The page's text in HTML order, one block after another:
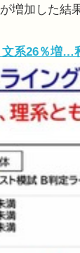
増加した結
文系26％増